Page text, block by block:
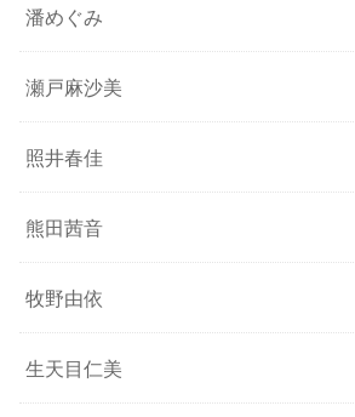
潘めぐみ
瀬戸麻沙美
照井春佳
熊田茜音
牧野由依
生天目仁美